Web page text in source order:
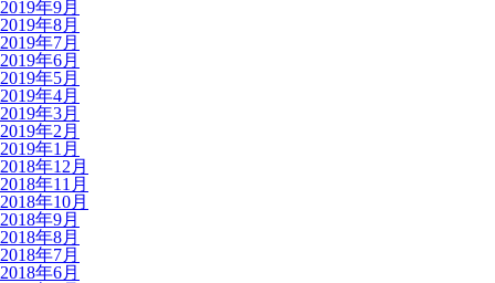
2019年9月
2019年8月
2019年7月
2019年6月
2019年5月
2019年4月
2019年3月
2019年2月
2019年1月
2018年12月
2018年11月
2018年10月
2018年9月
2018年8月
2018年7月
2018年6月